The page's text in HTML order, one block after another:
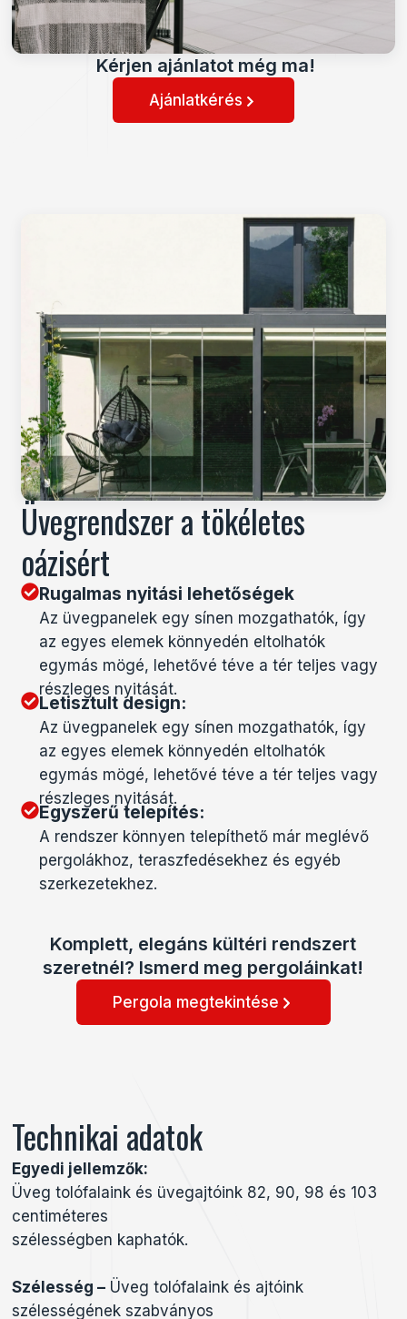
Kérjen ajánlatot még ma!
Ajánlatkérés
Üvegrendszer a tökéletes
oázisért
Rugalmas nyitási lehetőségek
Az üvegpanelek egy sínen mozgathatók, így
az egyes elemek könnyedén eltolhatók
egymás mögé, lehetővé téve a tér teljes vagy
részleges nyitását.
Letisztult design:
Az üvegpanelek egy sínen mozgathatók, így
az egyes elemek könnyedén eltolhatók
egymás mögé, lehetővé téve a tér teljes vagy
részleges nyitását.
Egyszerű telepítés:
A rendszer könnyen telepíthető már meglévő
pergolákhoz, teraszfedésekhez és egyéb
szerkezetekhez.
Komplett, elegáns kültéri rendszert
szeretnél? Ismerd meg pergoláinkat!
Pergola megtekintése
Technikai adatok
Egyedi jellemzők:
Üveg tolófalaink és üvegajtóink 82, 90, 98 és 103
centiméteres
szélességben kaphatók.
Szélesség – Üveg tolófalaink és ajtóink
szélességének szabványos